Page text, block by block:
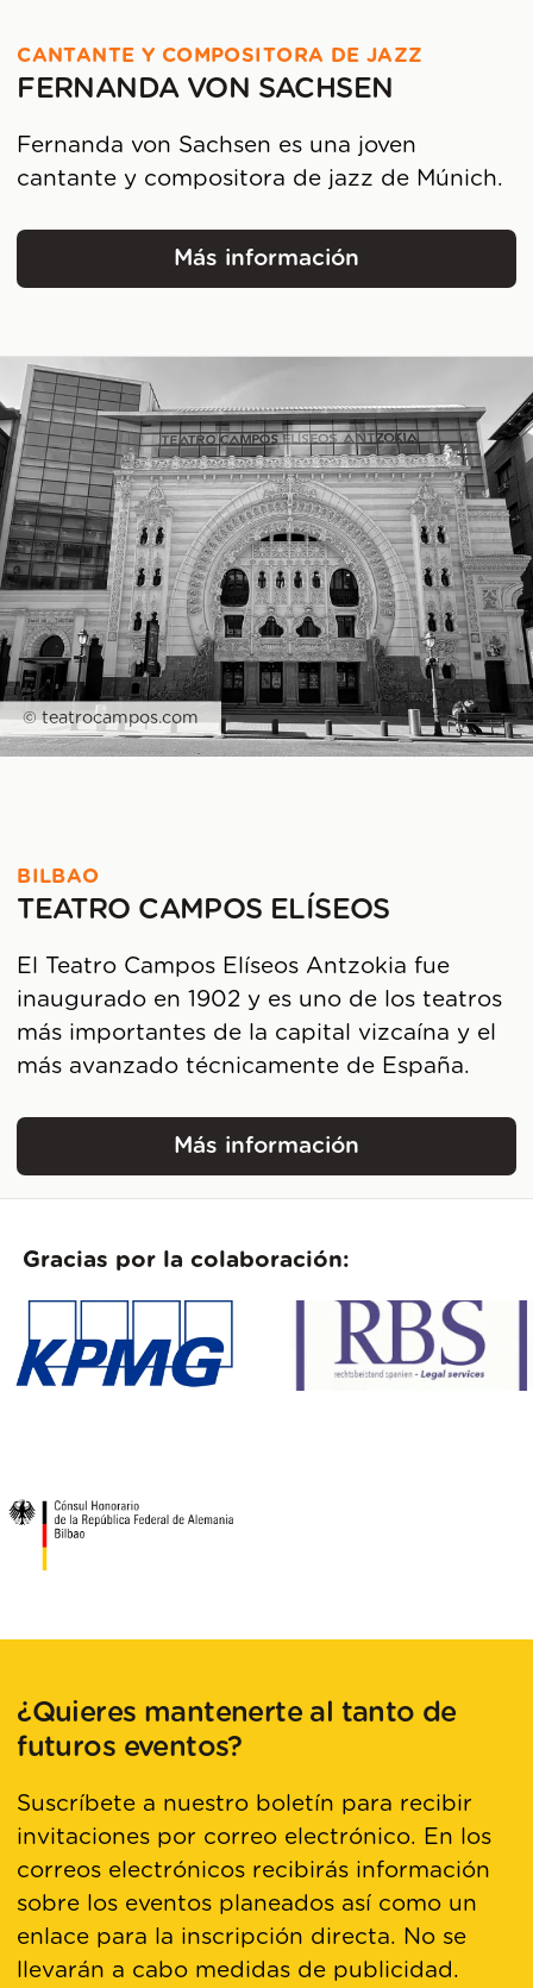
CANTANTE Y COMPOSITORA DE JAZZ
FERNANDA VON SACHSEN
Fernanda von Sachsen es una joven
cantante y compositora de jazz de Múnich.
Más información
Fernanda von Sachsen
© teatrocampos.com
BILBAO
TEATRO CAMPOS ELÍSEOS
El Teatro Campos Elíseos Antzokia fue
inaugurado en 1902 y es uno de los teatros
más importantes de la capital vizcaína y el
más avanzado técnicamente de España.
Más información
Gracias por la colaboración:
¿Quieres mantenerte al tanto de
futuros eventos?
Suscríbete a nuestro boletín para recibir
invitaciones por correo electrónico. En los
correos electrónicos recibirás información
sobre los eventos planeados así como un
enlace para la inscripción directa. No se
llevarán a cabo medidas de publicidad.